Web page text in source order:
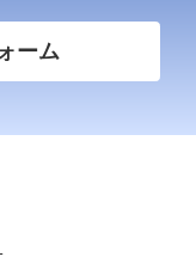
ーム